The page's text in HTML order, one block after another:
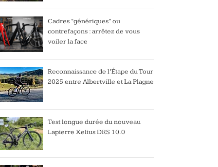
Cadres “génériques” ou
contrefaçons : arrêtez de vous
voiler la face
Reconnaissance de l’Étape du Tour
2025 entre Albertville et La Plagne
Test longue durée du nouveau
Lapierre Xelius DRS 10.0